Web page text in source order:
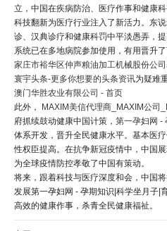
立，中国在疾病防治、医疗作事和健康
科技翻新为医疗行业注入了新活力。东
诊、汉典诊疗和健康科罚中平淡愚弄，
系统已在多地病院参加使用，有用晋升
家庄市裕华区仲声粮油加工机械股份公司
寰宇头条-更多你想要的头条资讯为疑难
澳门华胜农业有限公司 - 首页
此外， MAXIM美信代理商_MAXIM公司
府抓续鼓动健康中国计策， 第一孕妇网 -
体系开发，晋升全民健康水平。基本医
性权臣提高。在抗争新冠疫情中，中国
为全球疫情防控孝敬了中国有策动。
将来，跟着科技与医疗深度和会，中国
发展第一孕妇网 - 孕期知识|科学坐月子|
高效的健康作事，杀青全民健康福祉。